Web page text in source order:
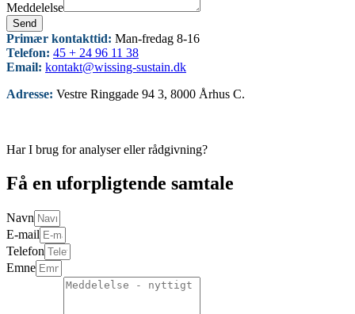
Meddelelse
Send
Primær kontakttid: Man-fredag 8-16
Telefon: 45 + 24 96 11 38
Email: kontakt@wissing-sustain.dk
Adresse: Vestre Ringgade 94 3, 8000 Århus C.
Har I brug for analyser eller rådgivning?
Få en uforpligtende samtale
Navn
E-mail
Telefon
Emne